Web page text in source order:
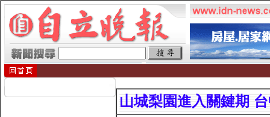
山城梨園進入關鍵期